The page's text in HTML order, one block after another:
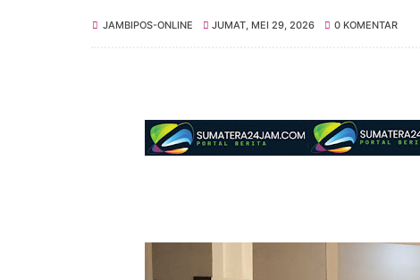
JAMBIPOS-ONLINE JUMAT, MEI 29, 2026 0 KOMENTAR